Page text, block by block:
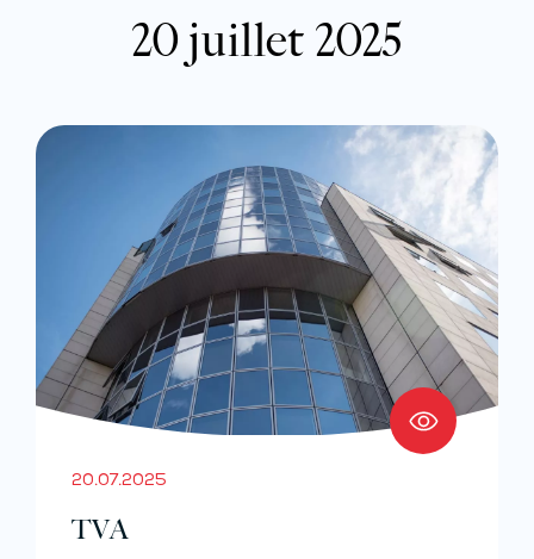
20 juillet 2025
20.07.2025
TVA